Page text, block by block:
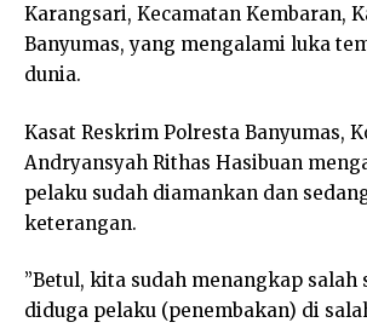
Karangsari, Kecamatan Kembaran,
Banyumas, yang mengalami luka
dunia.
Kasat Reskrim Polresta Banyumas,
Andryansyah Rithas Hasibuan
pelaku sudah diamankan dan
keterangan.
”Betul, kita sudah menangkap salah
diduga pelaku (penembakan) di